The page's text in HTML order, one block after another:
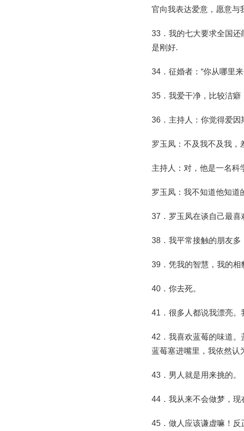
官向我表达爱意，愿意与
33．我的七大要求全国
是刚好.
34．征婚者：“你从哪里
35．我爱干净，比较洁癖
36．主持人：你觉得爱因
罗玉凤：不及我不及我，
主持人：对，他是一名科
罗玉凤：我不知道他知道
37．罗玉凤在谈自己最喜
38．我平常接触的朋友多
39．凭我的智慧，我的相
40．你去死。
41．很多人都说我漂亮。
42．我喜欢蓝莓的味道
蓝莓塞进嘴里，我依然认
43．男人就是用来挑的。
44．我从来不会做梦，现
45．做人应该谦虚嘛！反